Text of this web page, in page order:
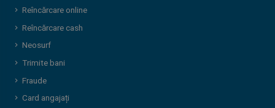
Reîncărcare online
Reîncărcare cash
Neosurf
Trimite bani
Fraude
Card angajați